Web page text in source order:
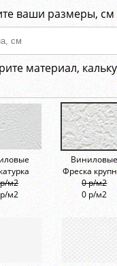
ваши размеры, см
материал,
м2
м2
Виниловые
Фреска
0 р/м2
0 р/м2